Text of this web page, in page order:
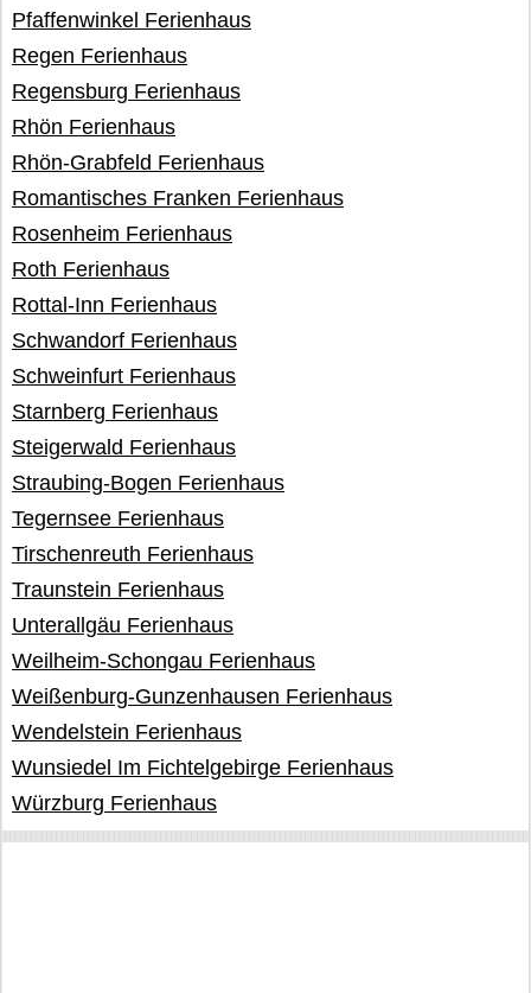
Pfaffenwinkel Ferienhaus
Regen Ferienhaus
Regensburg Ferienhaus
Rhön Ferienhaus
Rhön-Grabfeld Ferienhaus
Romantisches Franken Ferienhaus
Rosenheim Ferienhaus
Roth Ferienhaus
Rottal-Inn Ferienhaus
Schwandorf Ferienhaus
Schweinfurt Ferienhaus
Starnberg Ferienhaus
Steigerwald Ferienhaus
Straubing-Bogen Ferienhaus
Tegernsee Ferienhaus
Tirschenreuth Ferienhaus
Traunstein Ferienhaus
Unterallgäu Ferienhaus
Weilheim-Schongau Ferienhaus
Weißenburg-Gunzenhausen Ferienhaus
Wendelstein Ferienhaus
Wunsiedel Im Fichtelgebirge Ferienhaus
Würzburg Ferienhaus